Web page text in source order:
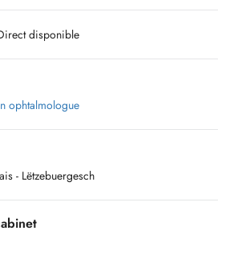
disponible
ophtalmologue
- Lëtzebuergesch